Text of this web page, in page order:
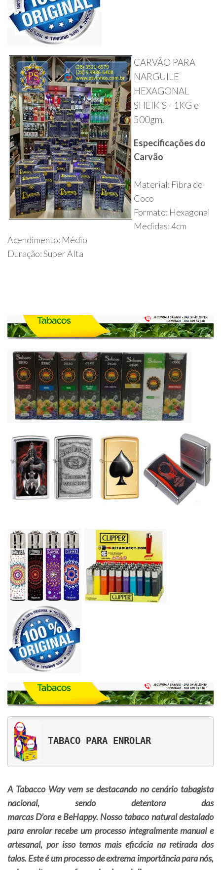
CARVÃO PARA
NARGUILE
HEXAGONAL
SHEIK´S - 1KG e
500gm.
Especificações do
Carvão
Material: Fibra de
Coco
Formato: Hexagonal
Medidas: 4cm
Acendimento: Médio
Duração: Super Alta
TABACO PARA ENROLAR
A Tabacco Way vem se destacando no cenário tabagista
nacional, sendo detentora das
marcas D’ora e BeHappy. Nosso tabaco natural destalado
para enrolar recebe um processo integralmente manual e
artesanal, por isso temos mais eficácia na retirada dos
talos. Este é um processo de extrema importância para nós,